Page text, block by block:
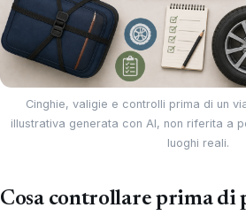
Cinghie, valigie e controlli prima di un
illustrativa generata con AI, non riferita a
luoghi reali.
Cosa controllare prima di